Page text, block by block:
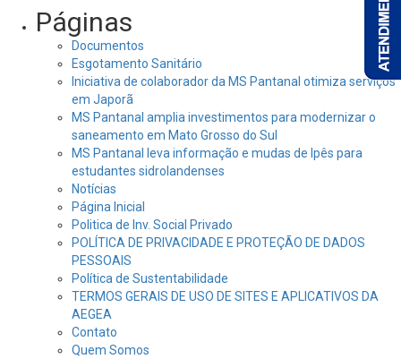
Páginas
Documentos
Esgotamento Sanitário
Iniciativa de colaborador da MS Pantanal otimiza serviços
em Japorã
MS Pantanal amplia investimentos para modernizar o
saneamento em Mato Grosso do Sul
MS Pantanal leva informação e mudas de Ipês para
estudantes sidrolandenses
Notícias
Página Inicial
Politica de Inv. Social Privado
POLÍTICA DE PRIVACIDADE E PROTEÇÃO DE DADOS
PESSOAIS
Política de Sustentabilidade
TERMOS GERAIS DE USO DE SITES E APLICATIVOS DA
AEGEA
Contato
Quem Somos